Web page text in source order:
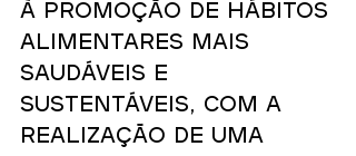
à promoção de hábitos
alimentares mais
saudáveis e
sustentáveis, com a
realização de uma